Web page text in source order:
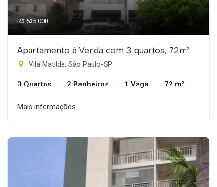
R$ 535.000
Apartamento à Venda com 3 quartos, 72m²
Vila Matilde, São Paulo-SP
3 Quartos 2 Banheiros 1 Vaga 72 m²
Mais informações